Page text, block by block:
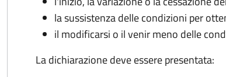
la sussistenza delle condizioni per
il modificarsi o il venir meno delle
La dichiarazione deve essere presentata: